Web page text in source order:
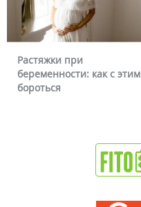
Растяжки при
беременности: как с этим
бороться